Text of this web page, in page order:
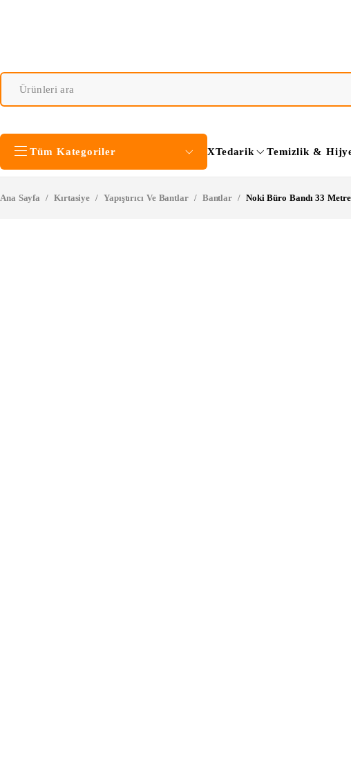
Tüm Kategoriler XTedarik Temizlik &
Ana Sayfa / Kırtasiye / Yapıştırıcı Ve Bantlar / Bantlar / Noki Büro Bandı 33